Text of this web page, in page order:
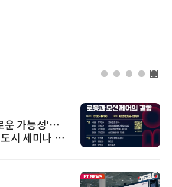
한국태양유전
태양유전, '안전·
6' 발간…2030년
가스 감축 추진
AIPD